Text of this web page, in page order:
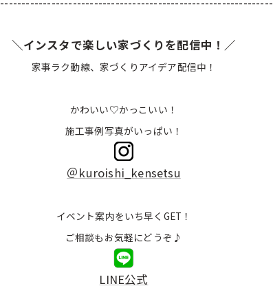
＼インスタで楽しい家づくりを配信中！／
家事ラク動線、家づくりアイデア配信中！
かわいい♡かっこいい！
施工事例写真がいっぱい！
＠kuroishi_kensetsu
イベント案内をいち早くGET！
ご相談もお気軽にどうぞ♪
LINE公式